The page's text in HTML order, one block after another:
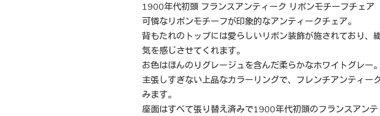
1900年代初頭 フランスアンティーク リボンモチーフチェア
可憐なリボンモチーフが印象的なアンティークチェア。
背もたれのトップには愛らしいリボン装飾が施されており
気を感じさせてくれます。
お色はほんのりグレージュを含んだ柔らかなホワイトグレー。
主張しすぎない上品なカラーリングで、フレンチアンティ
みます。
座面はすべて張り替え済みで1900年代初頭のフランスアンテ